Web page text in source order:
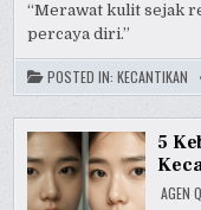
“Merawat kulit sejak
percaya diri.”
POSTED IN:KECANTIKAN
5
AGEN Q